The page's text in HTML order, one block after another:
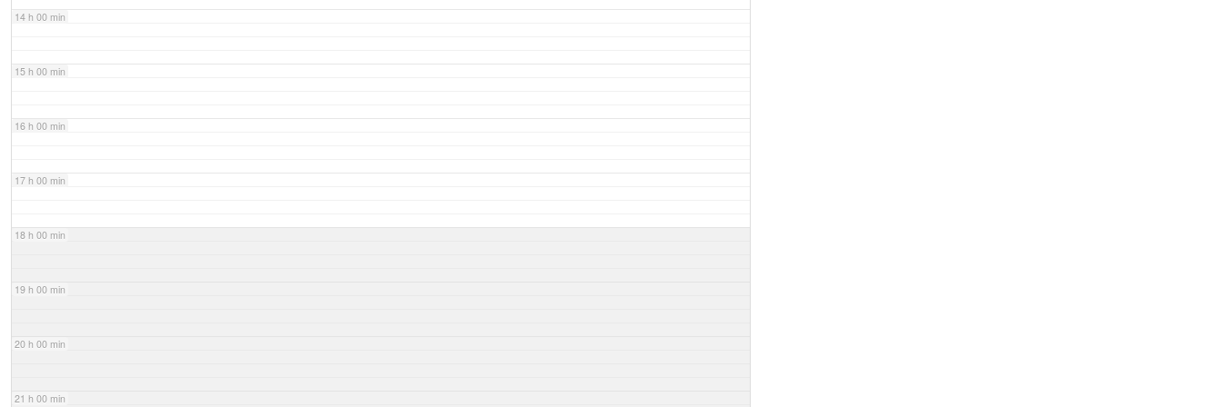
14 h 00 min
15 h 00 min
16 h 00 min
17 h 00 min
18 h 00 min
19 h 00 min
20 h 00 min
21 h 00 min